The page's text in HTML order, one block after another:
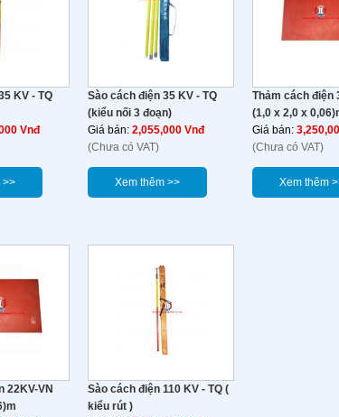
KV - TQ
Vnđ
>>
Sào cách điện 35 KV - TQ
(kiểu nối 3 đoạn)
Giá bán: 2,055,000 Vnđ
(Chưa có VAT)
Xem thêm >>
Thảm cách điện
(1,0 x 2,0 x
Giá bán:
(Chưa có VAT)
Xem thêm
22KV-VN
Sào cách điện 110 KV - TQ (
kiểu rút )